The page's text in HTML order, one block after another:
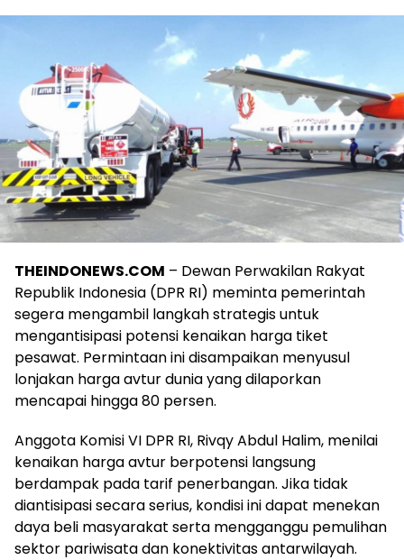
THEINDONEWS.COM – Dewan Perwakilan Rakyat
Republik Indonesia (DPR RI) meminta pemerintah
segera mengambil langkah strategis untuk
mengantisipasi potensi kenaikan harga tiket
pesawat. Permintaan ini disampaikan menyusul
lonjakan harga avtur dunia yang dilaporkan
mencapai hingga 80 persen.
Anggota Komisi VI DPR RI, Rivqy Abdul Halim, menilai
kenaikan harga avtur berpotensi langsung
berdampak pada tarif penerbangan. Jika tidak
diantisipasi secara serius, kondisi ini dapat menekan
daya beli masyarakat serta mengganggu pemulihan
sektor pariwisata dan konektivitas antarwilayah.